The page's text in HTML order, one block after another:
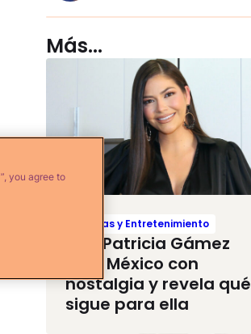
Más...
Noticias y Entretenimiento
Ana Patricia Gámez
deja México con
nostalgia y revela qué
sigue para ella
you agree to